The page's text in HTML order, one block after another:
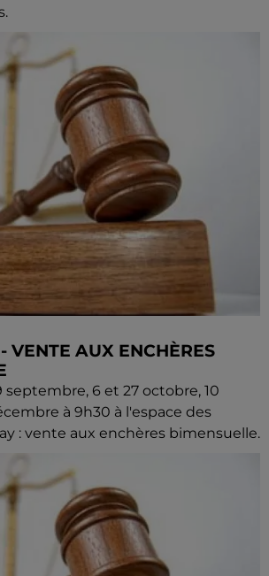
VENTE AUX ENCHÈRES
septembre, 6 et 27 octobre, 10
à 9h30 à l'espace des
: vente aux enchères bimensuelle.